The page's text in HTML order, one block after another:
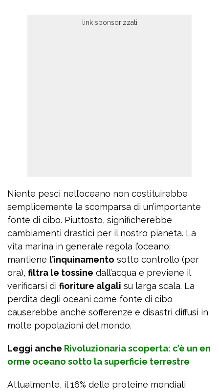
Niente pesci nell’oceano non costituirebbe
semplicemente la scomparsa di un’importante
fonte di cibo. Piuttosto, significherebbe
cambiamenti drastici per il nostro pianeta. La
vita marina in generale regola l’oceano:
mantiene l’inquinamento sotto controllo (per
ora), filtra le tossine dall’acqua e previene il
verificarsi di fioriture algali su larga scala. La
perdita degli oceani come fonte di cibo
causerebbe anche sofferenze e disastri diffusi in
molte popolazioni del mondo.
Leggi anche Rivoluzionaria scoperta: c’è un en
orme oceano sotto la superficie terrestre
Attualmente, il 16% delle proteine ​​mondiali